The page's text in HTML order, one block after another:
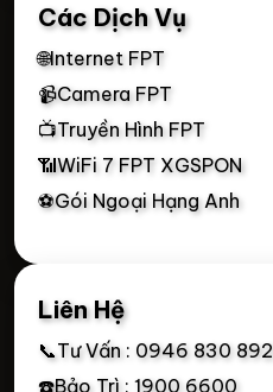
Các Dịch Vụ
🌐Internet FPT
📹Camera FPT
📺Truyền Hình FPT
📶WiFi 7 FPT XGSPON
⚽Gói Ngoại Hạng Anh
Liên Hệ
📞Tư Vấn : 0946 830 892
☎️Bảo Trì : 1900 6600